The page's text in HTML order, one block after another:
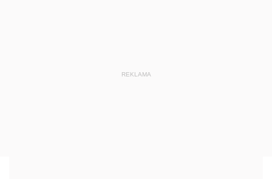
REKLAMA